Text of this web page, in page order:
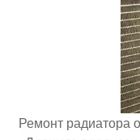
Ремонт радиатора